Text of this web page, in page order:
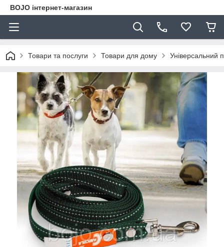
BOJO інтернет-магазин
Товари та послуги Товари для дому Універсальний